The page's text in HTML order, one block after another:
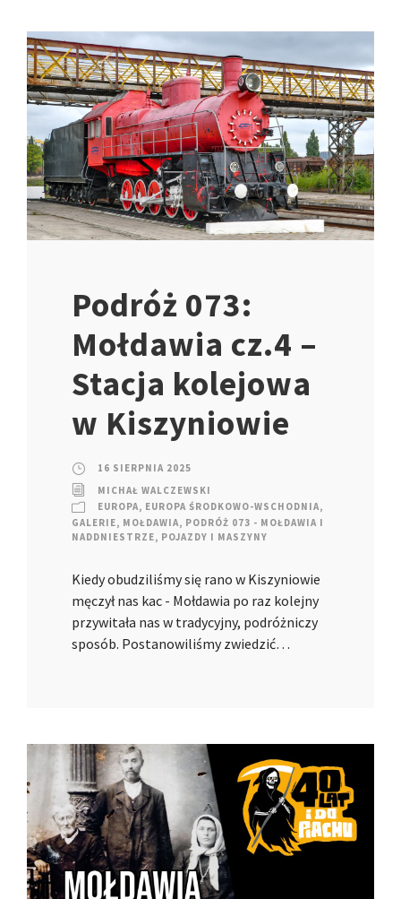
Podróż 073:
Mołdawia cz.4 –
Stacja kolejowa
w Kiszyniowie
16 SIERPNIA 2025
MICHAŁ WALCZEWSKI
EUROPA, EUROPA ŚRODKOWO-WSCHODNIA,
GALERIE, MOŁDAWIA, PODRÓŻ 073 - MOŁDAWIA I
NADDNIESTRZE, POJAZDY I MASZYNY
Kiedy obudziliśmy się rano w Kiszyniowie
męczył nas kac - Mołdawia po raz kolejny
przywitała nas w tradycyjny, podróżniczy
sposób. Postanowiliśmy zwiedzić…